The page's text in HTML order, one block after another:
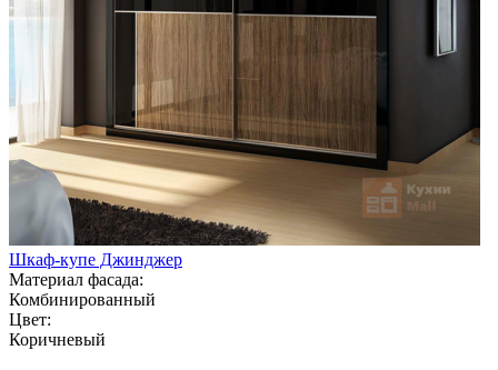
Шкаф-купе Джинджер
Материал фасада:
Комбинированный
Цвет:
Коричневый